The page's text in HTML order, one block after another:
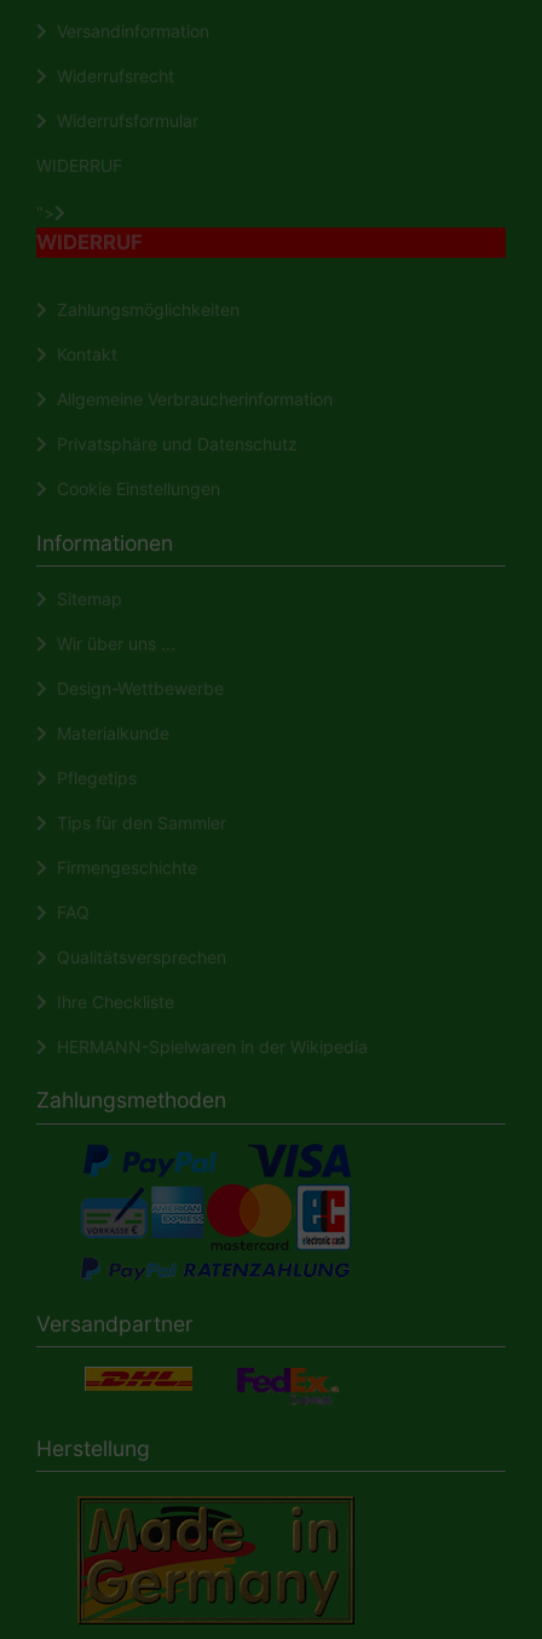
Versandinformation
Widerrufsrecht
Widerrufsformular
WIDERRUF
">
WIDERRUF
Zahlungsmöglichkeiten
Kontakt
Allgemeine Verbraucherinformation
Privatsphäre und Datenschutz
Cookie Einstellungen
Informationen
Sitemap
Wir über uns ...
Design-Wettbewerbe
Materialkunde
Pflegetips
Tips für den Sammler
Firmengeschichte
FAQ
Qualitätsversprechen
Ihre Checkliste
HERMANN-Spielwaren in der Wikipedia
Zahlungsmethoden
Versandpartner
Herstellung